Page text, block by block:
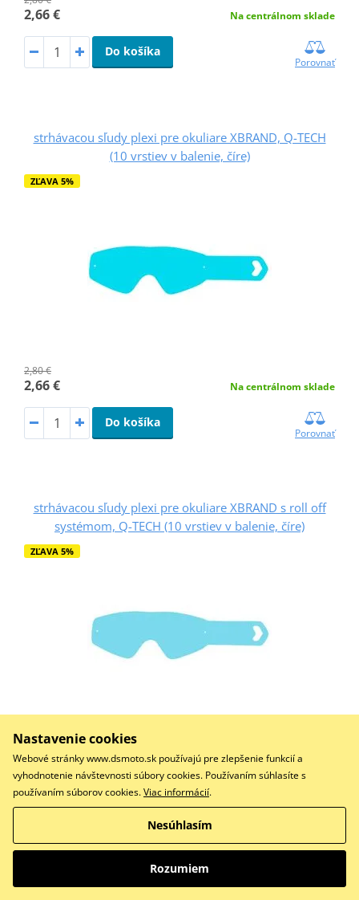
2,66 € Na centrálnom sklade
Do košíka
Porovnať
strhávacou sľudy plexi pre okuliare XBRAND, Q-TECH
(10 vrstiev v balenie, číre)
ZĽAVA 5%
2,80 €
2,66 € Na centrálnom sklade
Do košíka
Porovnať
strhávacou sľudy plexi pre okuliare XBRAND s roll off
systémom, Q-TECH (10 vrstiev v balenie, číre)
ZĽAVA 5%
2,80 €
2,66 € Na centrálnom sklade
Do košíka
Porovnať
Nastavenie cookies
Webové stránky www.dsmoto.sk používajú pre zlepšenie funkcií a
vyhodnotenie návštevnosti súbory cookies. Používaním súhlasíte s
používaním súborov cookies.Viac informácií.
Nesúhlasím
Rozumiem